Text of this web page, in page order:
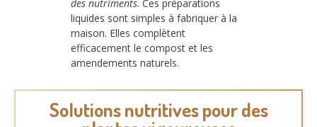
des nutriments. Ces préparations
liquides sont simples à fabriquer à la
maison. Elles complètent
efficacement le compost et les
amendements naturels.
Solutions nutritives pour des